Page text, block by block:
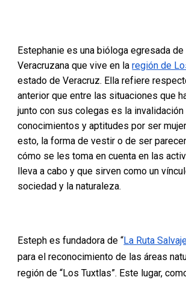
Estephanie es una bióloga egresada
Veracruzana que vive en la región de
estado de Veracruz. Ella refiere
anterior que entre las situaciones que
junto con sus colegas es la
conocimientos y aptitudes por ser
esto, la forma de vestir o de ser
cómo se les toma en cuenta en las
lleva a cabo y que sirven como un
sociedad y la naturaleza.
Esteph es fundadora de “La Ruta
para el reconocimiento de las áreas
región de “Los Tuxtlas”. Este lugar,